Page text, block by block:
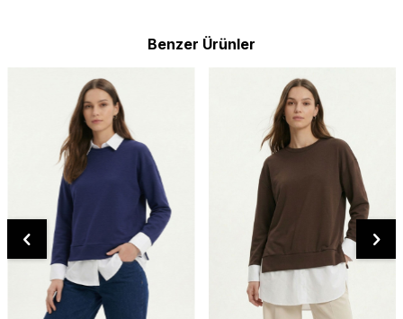
Benzer Ürünler